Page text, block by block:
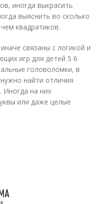
иногда выкрасить
выяснить во сколько
квадратиков.
связаны с логикой и
игр для детей 5 6
головоломки, в
найти отличия
Иногда на них
или даже целые